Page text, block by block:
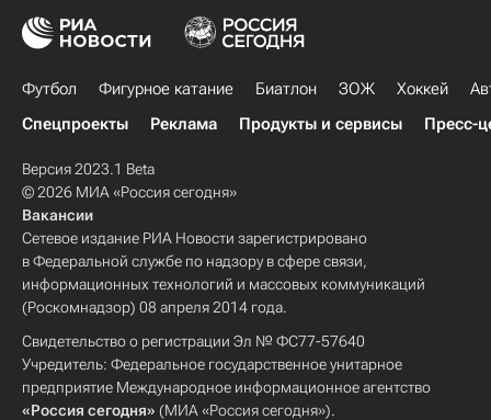
Футбол Фигурное катание Биатлон ЗОЖ Хоккей
Спецпроекты
Реклама Продукты и сервисы Пресс-
Версия 2023.1 Beta
© 2026 МИА «Россия сегодня»
Вакансии
Сетевое издание РИА Новости зарегистрировано
в Федеральной службе по надзору в сфере связи,
информационных технологий и массовых коммуникаций
(Роскомнадзор) 08 апреля 2014 года.
Свидетельство о регистрации Эл № ФС77-57640
Учредитель: Федеральное государственное унитарное
предприятие Международное информационное агентство
«Россия сегодня» (МИА «Россия сегодня»).